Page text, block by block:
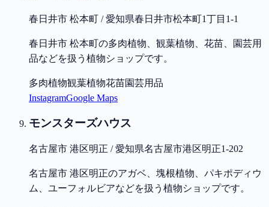
春日井市 松本町 / 愛知県春日井市松本町1丁目1-1
春日井市 松本町の多肉植物、観葉植物、花苗、園芸用
品などを扱う植物ショップです。
多肉植物観葉植物花苗園芸用品
InstagramGoogle Maps
モンスターズハウス
名古屋市 港区明正 / 愛知県名古屋市港区明正1-202
名古屋市 港区明正のアガベ、塊根植物、パキポディウ
ム、ユーフォルビアなどを扱う植物ショップです。